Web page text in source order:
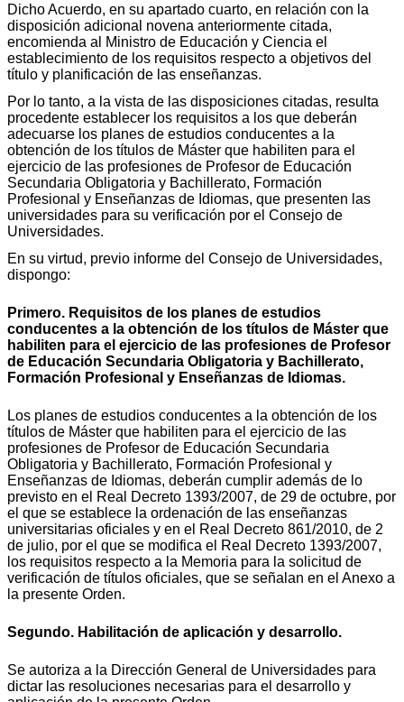
Dicho Acuerdo, en su apartado cuarto, en relación con la
disposición adicional novena anteriormente citada,
encomienda al Ministro de Educación y Ciencia el
establecimiento de los requisitos respecto a objetivos del
título y planificación de las enseñanzas.
Por lo tanto, a la vista de las disposiciones citadas, resulta
procedente establecer los requisitos a los que deberán
adecuarse los planes de estudios conducentes a la
obtención de los títulos de Máster que habiliten para el
ejercicio de las profesiones de Profesor de Educación
Secundaria Obligatoria y Bachillerato, Formación
Profesional y Enseñanzas de Idiomas, que presenten las
universidades para su verificación por el Consejo de
Universidades.
En su virtud, previo informe del Consejo de Universidades,
dispongo:
Primero. Requisitos de los planes de estudios
conducentes a la obtención de los títulos de Máster que
habiliten para el ejercicio de las profesiones de Profesor
de Educación Secundaria Obligatoria y Bachillerato,
Formación Profesional y Enseñanzas de Idiomas.
Los planes de estudios conducentes a la obtención de los
títulos de Máster que habiliten para el ejercicio de las
profesiones de Profesor de Educación Secundaria
Obligatoria y Bachillerato, Formación Profesional y
Enseñanzas de Idiomas, deberán cumplir además de lo
previsto en el Real Decreto 1393/2007, de 29 de octubre, por
el que se establece la ordenación de las enseñanzas
universitarias oficiales y en el Real Decreto 861/2010, de 2
de julio, por el que se modifica el Real Decreto 1393/2007,
los requisitos respecto a la Memoria para la solicitud de
verificación de títulos oficiales, que se señalan en el Anexo a
la presente Orden.
Segundo. Habilitación de aplicación y desarrollo.
Se autoriza a la Dirección General de Universidades para
dictar las resoluciones necesarias para el desarrollo y